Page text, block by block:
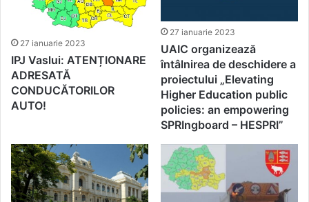
27 ianuarie 2023
IPJ Vaslui: ATENȚIONARE
ADRESATĂ
CONDUCĂTORILOR
AUTO!
27 ianuarie 2023
UAIC organizează
întâlnirea de deschidere a
proiectului „Elevating
Higher Education public
policies: an empowering
SPRIngboard – HESPRI”